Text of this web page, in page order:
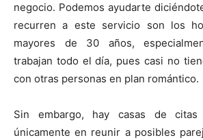
negocio. Podemos ayudarte
recurren a este servicio son los
mayores de 30 años,
trabajan todo el día, pues casi no
con otras personas en plan romántico.
Sin embargo, hay casas de
únicamente en reunir a posibles